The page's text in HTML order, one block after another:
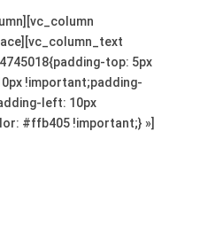
top: 5px
!important;padding-
left: 10px
#ffb405 !important;} »]